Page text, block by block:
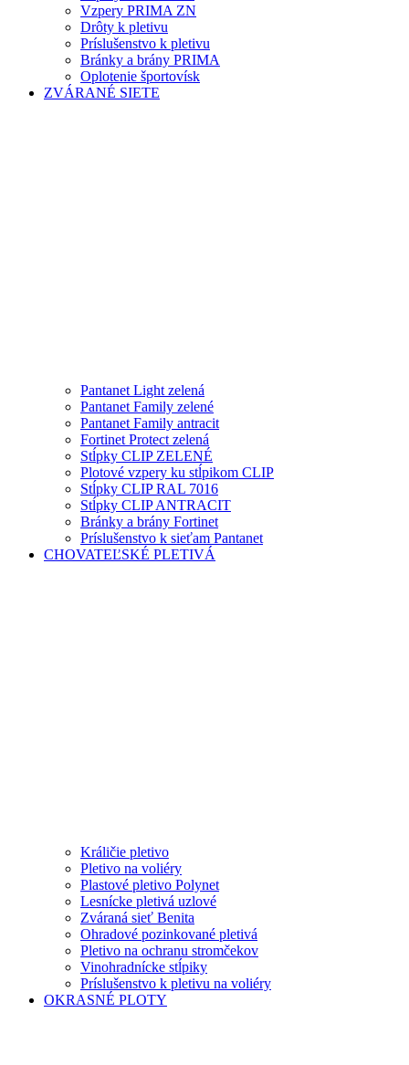
Vzpery PRIMA ZN
Drôty k pletivu
Príslušenstvo k pletivu
Bránky a brány PRIMA
Oplotenie športovísk
ZVÁRANÉ SIETE
Pantanet Light zelená
Pantanet Family zelené
Pantanet Family antracit
Fortinet Protect zelená
Stĺpky CLIP ZELENÉ
Plotové vzpery ku stĺpikom CLIP
Stĺpky CLIP RAL 7016
Stĺpky CLIP ANTRACIT
Bránky a brány Fortinet
Príslušenstvo k sieťam Pantanet
CHOVATEĽSKÉ PLETIVÁ
Králičie pletivo
Pletivo na voliéry
Plastové pletivo Polynet
Lesnícke pletivá uzlové
Zváraná sieť Benita
Ohradové pozinkované pletivá
Pletivo na ochranu stromčekov
Vinohradnícke stĺpiky
Príslušenstvo k pletivu na voliéry
OKRASNÉ PLOTY